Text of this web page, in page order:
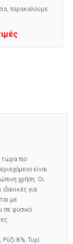
παρακαλούμε
τώρα πιο
είναι
χρήση. Οι
για
με
σε φυσικό
8%, Τυρί